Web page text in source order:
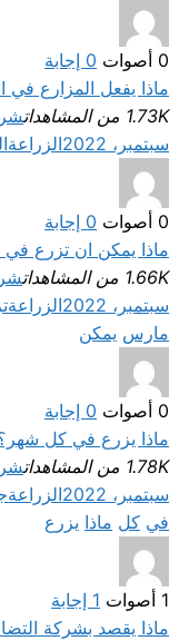
0 أصوات 0 إجابة
ماذا يفعل المزارع في
1.73K من المشاهدات
سبتمبر، 2022
الزراعة
0 أصوات 0 إجابة
ماذا يمكن ان تزرع
1.66K من المشاهدات
سبتمبر، 2022
الزراعة
مارس يمكن
0 أصوات 0 إجابة
ماذا يزرع في كل
1.78K من المشاهدات
سبتمبر، 2022
الزراعة
في كل ماذا يزرع
1 أصوات 1 إجابة
ماذا يقصد بشركة